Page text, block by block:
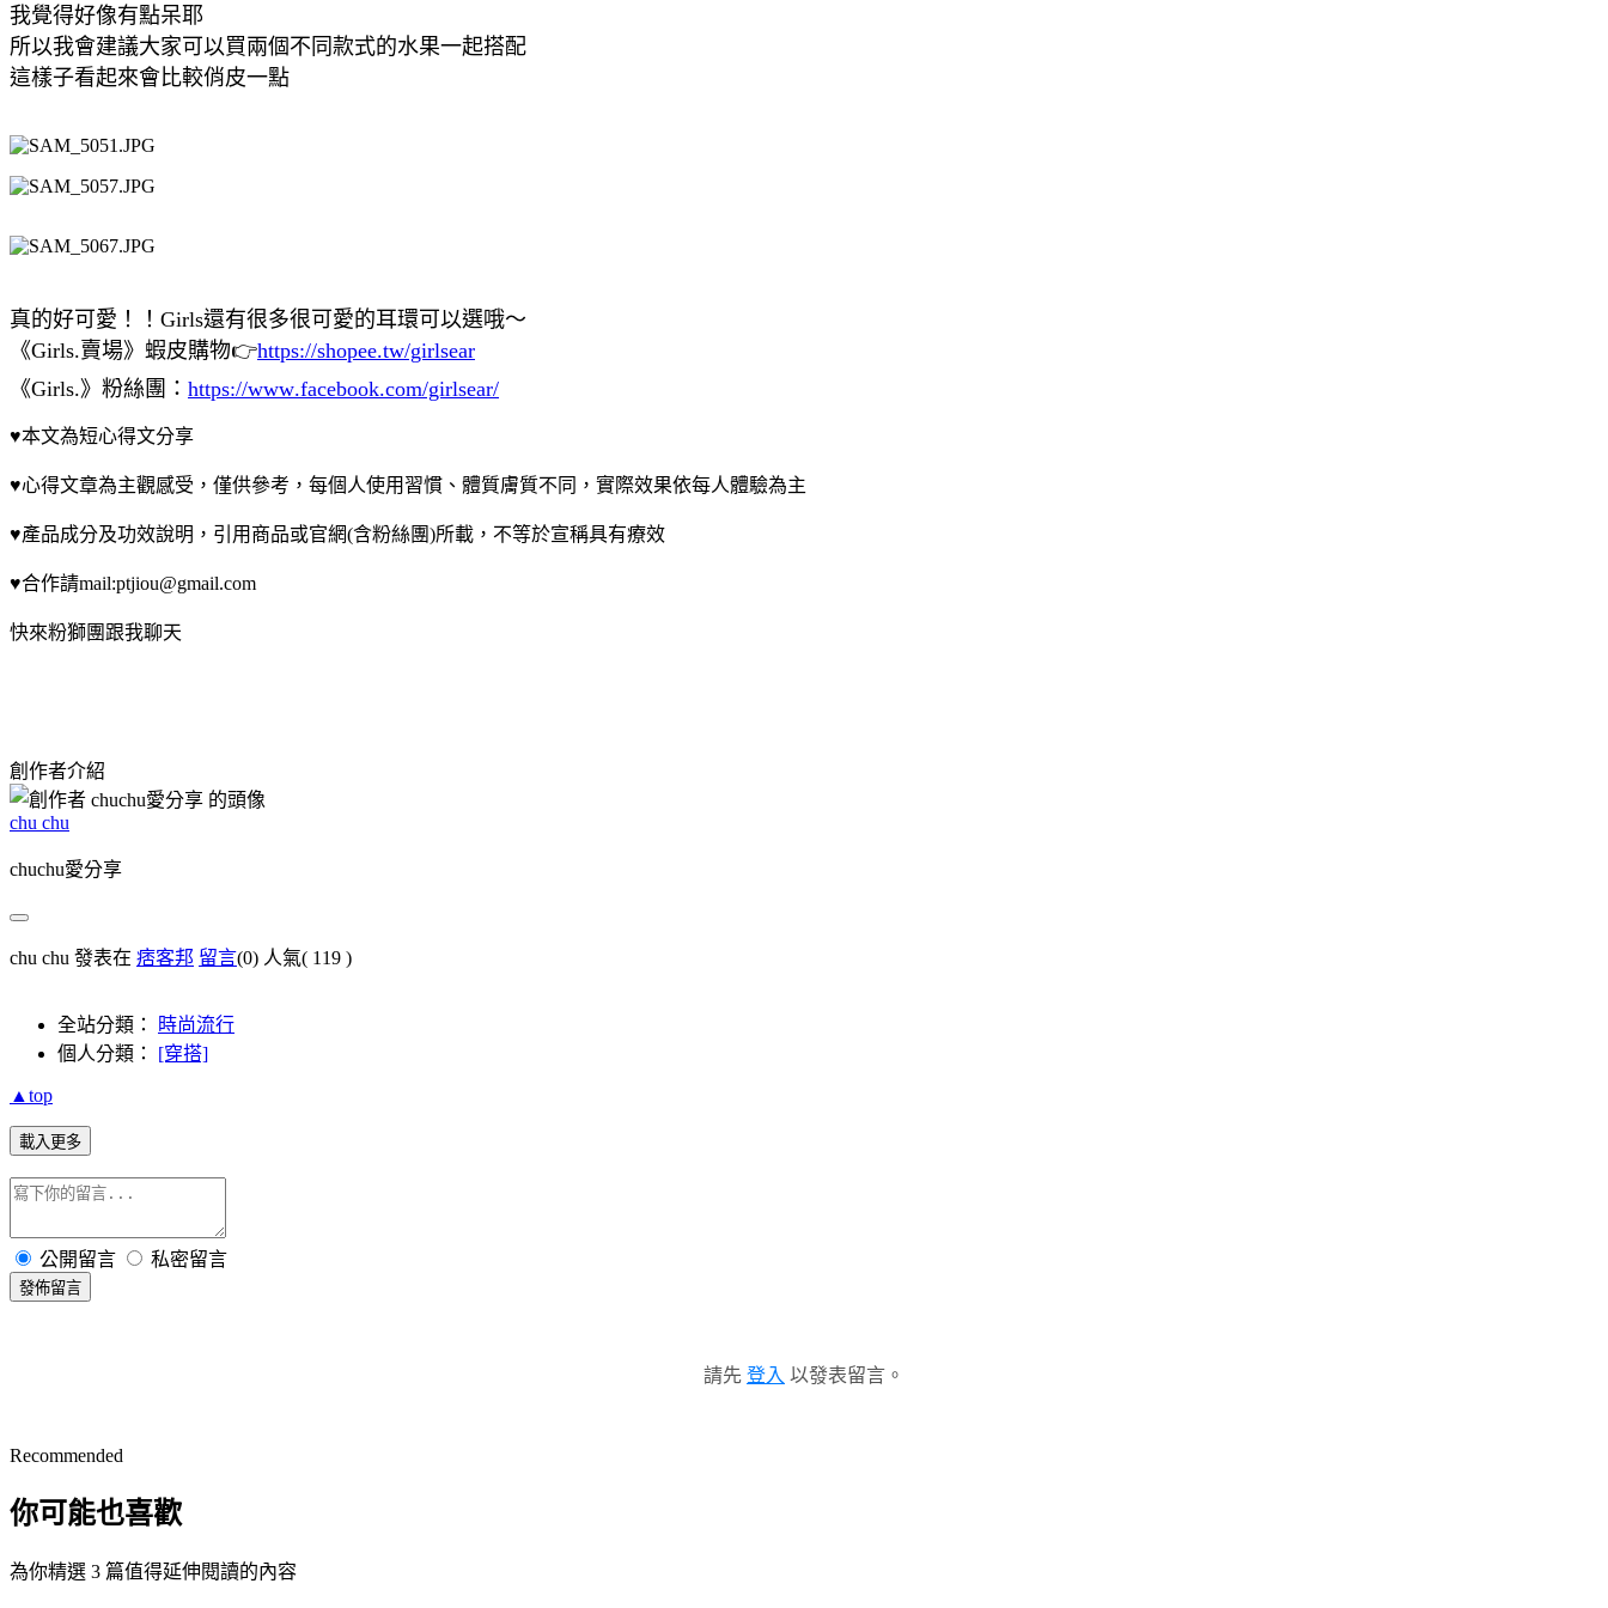
我覺得好像有點呆耶
所以我會建議大家可以買兩個不同款式的水果一起搭配
這樣子看起來會比較俏皮一點
真的好可愛！！Girls還有很多很可愛的耳環可以選哦～
《Girls.賣場》蝦皮購物👉https://shopee.tw/girlsear
《Girls.》粉絲團： https://www.facebook.com/girlsear/
♥本文為短心得文分享
♥心得文章為主觀感受，僅供參考，每個人使用習慣、體質膚質不同，實際效果依每人體驗為主
♥產品成分及功效說明，引用商品或官網(含粉絲團)所載，不等於宣稱具有療效
♥合作請mail:ptjiou@gmail.com
快來粉獅團跟我聊天
創作者介紹
chu chu
chuchu愛分享
chu chu 發表在 痞客邦 留言(0) 人氣( 119 )
全站分類：
時尚流行
個人分類： [穿搭]
▲top
載入更多
公開留言 私密留言
發佈留言
請先 登入 以發表留言。
Recommended
你可能也喜歡
為你精選 3 篇值得延伸閱讀的內容